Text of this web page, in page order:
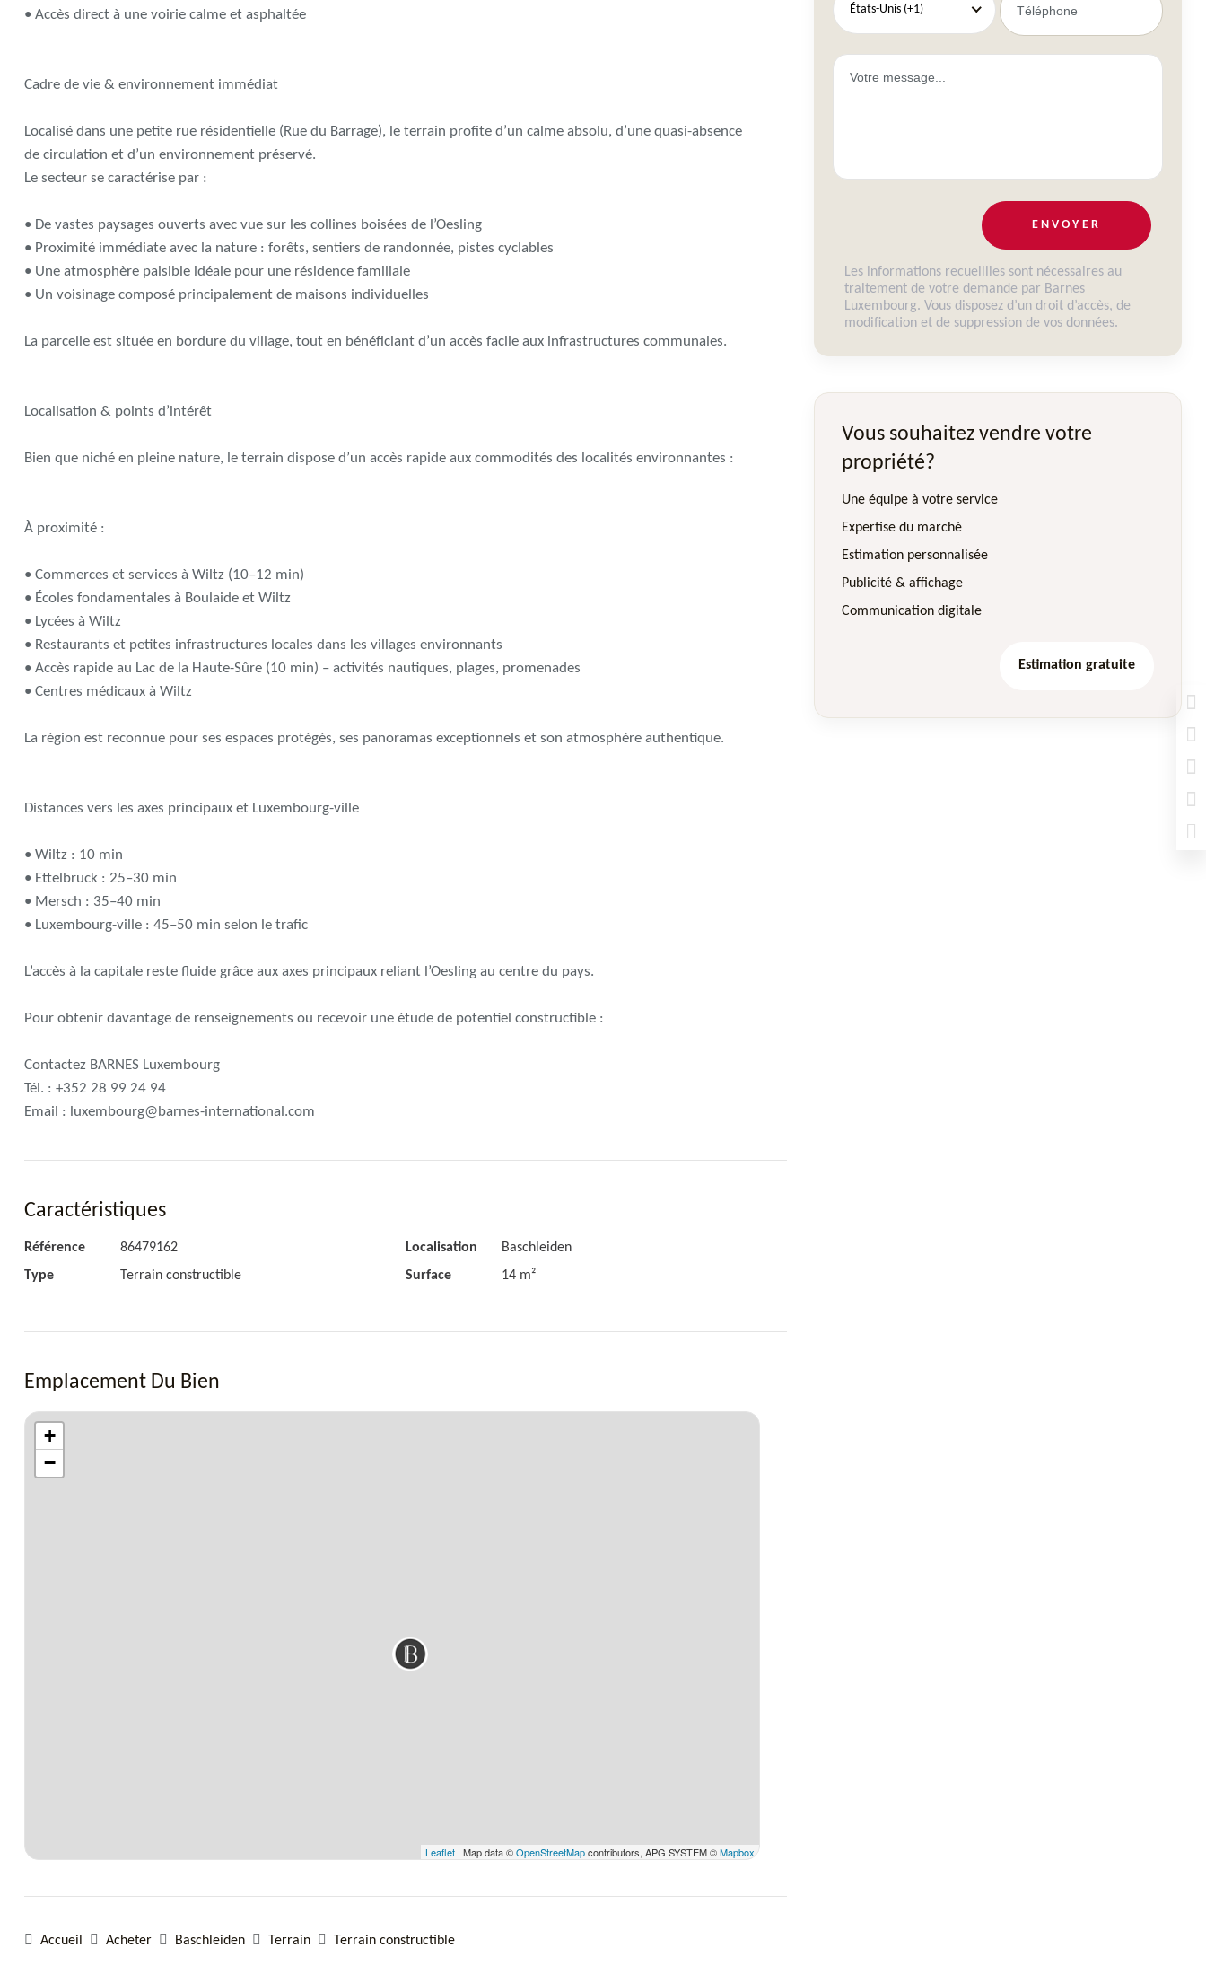
• Accès direct à une voirie calme et asphaltée
Cadre de vie & environnement immédiat
Localisé dans une petite rue résidentielle (Rue du Barrage), le terrain profite d’un calme absolu, d’une quasi-absence
de circulation et d’un environnement préservé.
Le secteur se caractérise par :
• De vastes paysages ouverts avec vue sur les collines boisées de l’Oesling
• Proximité immédiate avec la nature : forêts, sentiers de randonnée, pistes cyclables
• Une atmosphère paisible idéale pour une résidence familiale
• Un voisinage composé principalement de maisons individuelles
La parcelle est située en bordure du village, tout en bénéficiant d’un accès facile aux infrastructures communales.
Localisation & points d’intérêt
Bien que niché en pleine nature, le terrain dispose d’un accès rapide aux commodités des localités environnantes :
À proximité :
• Commerces et services à Wiltz (10–12 min)
• Écoles fondamentales à Boulaide et Wiltz
• Lycées à Wiltz
• Restaurants et petites infrastructures locales dans les villages environnants
• Accès rapide au Lac de la Haute-Sûre (10 min) – activités nautiques, plages, promenades
• Centres médicaux à Wiltz
La région est reconnue pour ses espaces protégés, ses panoramas exceptionnels et son atmosphère authentique.
Distances vers les axes principaux et Luxembourg-ville
• Wiltz : 10 min
• Ettelbruck : 25–30 min
• Mersch : 35–40 min
• Luxembourg-ville : 45–50 min selon le trafic
L’accès à la capitale reste fluide grâce aux axes principaux reliant l’Oesling au centre du pays.
Pour obtenir davantage de renseignements ou recevoir une étude de potentiel constructible :
Contactez BARNES Luxembourg
Tél. : +352 28 99 24 94
Email : luxembourg@barnes-international.com
Caractéristiques
Référence 86479162 Localisation
Baschleiden
Type
Terrain constructible Surface 14 m²
Emplacement Du Bien
+
−
Leaflet | Map data ©OpenStreetMapcontributors, APG SYSTEM ©Mapbox
Accueil Acheter Baschleiden Terrain Terrain constructible
États-Unis (+1)
ENVOYER
Les informations recueillies sont nécessaires au
traitement de votre demande par Barnes
Luxembourg. Vous disposez d’un droit d’accès, de
modification et de suppression de vos données.
Vous souhaitez vendre votre
propriété?
Une équipe à votre service
Expertise du marché
Estimation personnalisée
Publicité & affichage
Communication digitale
Estimation gratuite